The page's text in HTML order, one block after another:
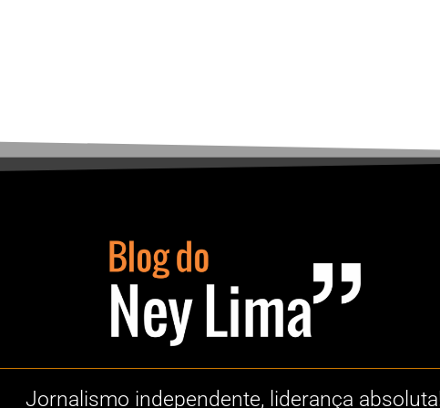
Jornalismo independente, liderança